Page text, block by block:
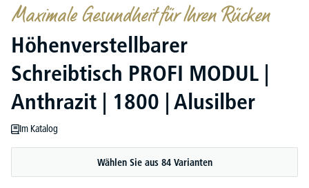
Maximale Gesundheit für Ihren Rücken
Höhenverstellbarer
Schreibtisch PROFI MODUL |
Anthrazit | 1800 | Alusilber
Im Katalog
Wählen Sie aus 84 Varianten